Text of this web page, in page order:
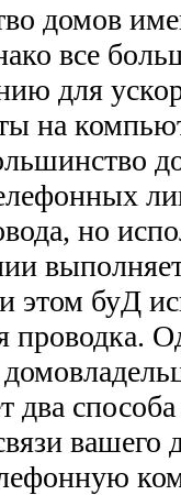
домов
все
для
на
но
этом буД
проводка.
два